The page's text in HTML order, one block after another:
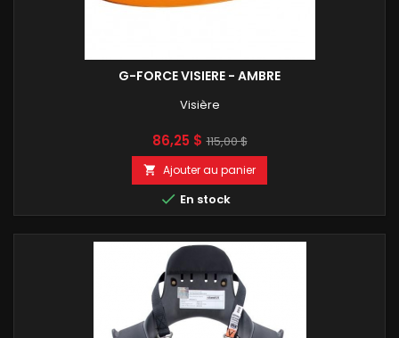
G-FORCE VISIERE - AMBRE
Visière
Prix
86,25 $ Prix
base
115,00 $
 Ajouter au panier
 En stock